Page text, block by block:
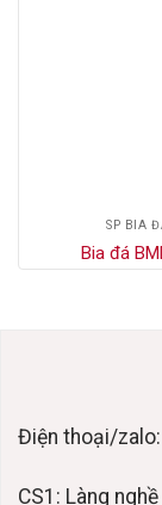
SP BIA
Bia đá
Điện thoại/zalo:
CS1: Làng